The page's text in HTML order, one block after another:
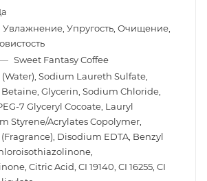
Увлажнение, Упругость, Очищение,
— Sweet Fantasy Coffee
Sodium Laureth Sulfate,
Glycerin, Sodium Chloride,
7 Glyceryl Cocoate, Lauryl
Styrene/Acrylates Copolymer,
Disodium EDTA, Benzyl
Citric Acid, CI 19140, CI 16255, CI